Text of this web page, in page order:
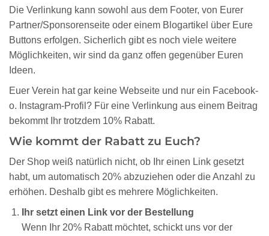
Die Verlinkung kann sowohl aus dem Footer, von Eurer
Partner/Sponsorenseite oder einem Blogartikel über Eure
Buttons erfolgen. Sicherlich gibt es noch viele weitere
Möglichkeiten, wir sind da ganz offen gegenüber Euren
Ideen.
Euer Verein hat gar keine Webseite und nur ein Facebook-
o. Instagram-Profil? Für eine Verlinkung aus einem Beitrag
bekommt Ihr trotzdem 10% Rabatt.
Wie kommt der Rabatt zu Euch?
Der Shop weiß natürlich nicht, ob Ihr einen Link gesetzt
habt, um automatisch 20% abzuziehen oder die Anzahl zu
erhöhen. Deshalb gibt es mehrere Möglichkeiten.
Ihr setzt einen Link vor der Bestellung
Wenn Ihr 20% Rabatt möchtet, schickt uns vor der